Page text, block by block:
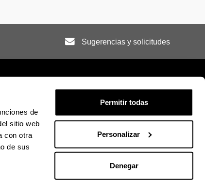
de
sitio web
con otra
de sus
Permitir todas
Personalizar
Denegar
Sugerencias y solicitudes
Mapa Ayuda Contacto
EHU en LinkedinLa EHU en Instagram
La EHU en Youtube
La EHU en VimeoLa EHU en Flickr